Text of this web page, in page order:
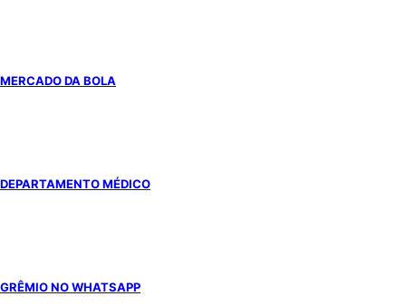
MERCADO DA BOLA
DEPARTAMENTO MÉDICO
GRÊMIO NO WHATSAPP